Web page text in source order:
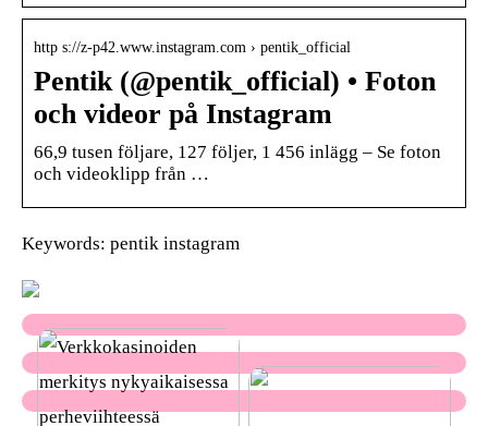
http s://z-p42.www.instagram.com › pentik_official
Pentik (@pentik_official) • Foton
och videor på Instagram
66,9 tusen följare, 127 följer, 1 456 inlägg – Se foton
och videoklipp från …
Keywords: pentik instagram